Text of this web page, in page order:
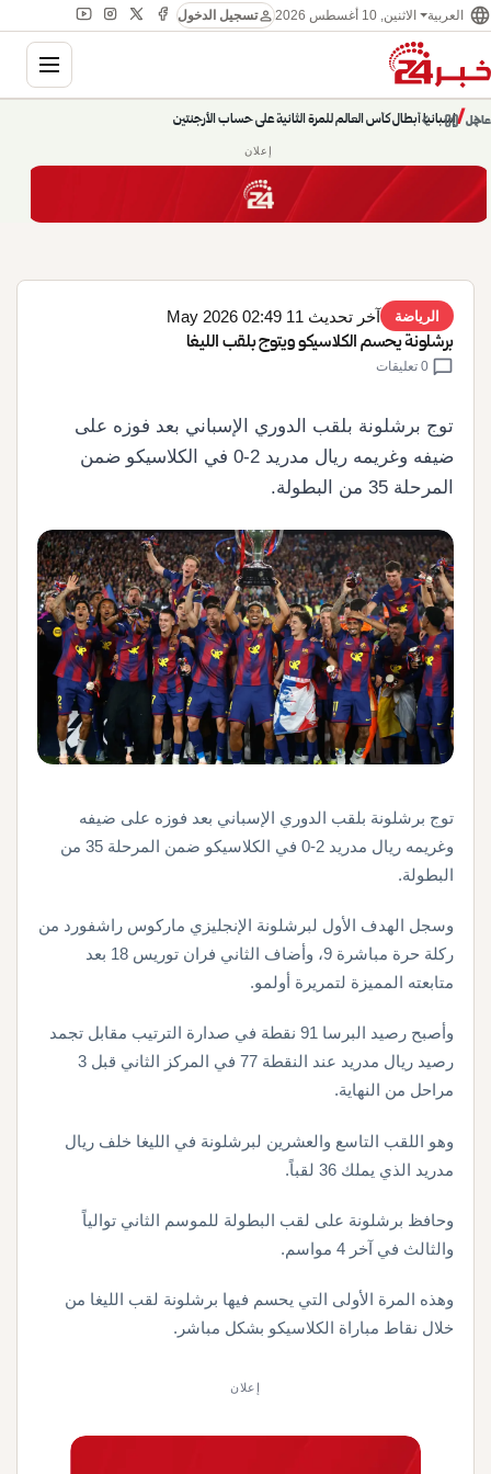
language العربية الاثنين, 10 أغسطس 2026 personتسجيل الدخول
عاجل/إسبانيا أبطال كأس العالم للمرة الثانية على حساب الأرجنتين chevron_right
pause
chevron_left
إعلان
الرياضة آخر تحديث 11 May 2026 02:49
برشلونة يحسم الكلاسيكو ويتوج بلقب الليغا
chat_bubble
توج برشلونة بلقب الدوري الإسباني بعد فوزه على
ضيفه وغريمه ريال مدريد 2-0 في الكلاسيكو ضمن
المرحلة 35 من البطولة.
توج برشلونة بلقب الدوري الإسباني بعد فوزه على ضيفه
وغريمه ريال مدريد 2-0 في الكلاسيكو ضمن المرحلة 35 من
البطولة.
وسجل الهدف الأول لبرشلونة الإنجليزي ماركوس راشفورد من
ركلة حرة مباشرة 9، وأضاف الثاني فران توريس 18 بعد
متابعته المميزة لتمريرة أولمو.
وأصبح رصيد البرسا 91 نقطة في صدارة الترتيب مقابل تجمد
رصيد ريال مدريد عند النقطة 77 في المركز الثاني قبل 3
مراحل من النهاية.
وهو اللقب التاسع والعشرين لبرشلونة في الليغا خلف ريال
مدريد الذي يملك 36 لقباً.
وحافظ برشلونة على لقب البطولة للموسم الثاني توالياً
والثالث في آخر 4 مواسم.
وهذه المرة الأولى التي يحسم فيها برشلونة لقب الليغا من
خلال نقاط مباراة الكلاسيكو بشكل مباشر.
إعلان